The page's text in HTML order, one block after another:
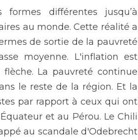
différentes jusqu’à
au monde. Cette réalité a
de sortie de la pauvreté
moyenne. L'inflation est
La pauvreté continue
le reste de la région. Et la
par rapport à ceux qui ont
et au Pérou. Le Chili
au scandale d'Odebrecht